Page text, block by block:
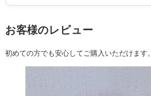
お客様のレビュー
初めての方でも安心してご購入いただけます。